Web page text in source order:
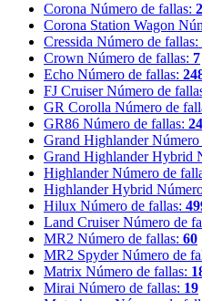
Corona Número de fallas: 2
Corona Station Wagon
Cressida Número de fallas:
Crown Número de fallas: 7
Echo Número de fallas:
FJ Cruiser Número de
GR Corolla Número de
GR86 Número de fallas: 24
Grand Highlander Número
Grand Highlander Hybrid
Highlander Número de
Highlander Hybrid
Hilux Número de fallas:
Land Cruiser Número de
MR2 Número de fallas: 60
MR2 Spyder Número de
Matrix Número de fallas:
Mirai Número de fallas: 19